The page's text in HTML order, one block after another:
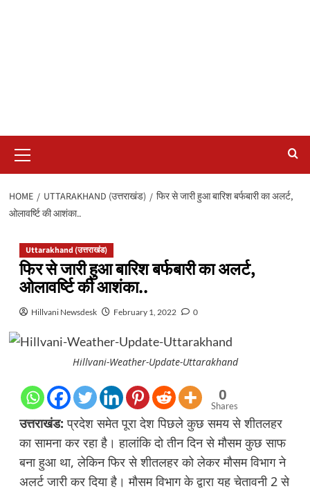
Menu
HOME UTTARAKHAND (उत्तराखंड)
फिर से जारी हुआ बारिश बर्फबारी का अलर्ट,
ओलावर्ष्टि की आशंका..
Uttarakhand (उत्तराखंड)
फिर से जारी हुआ बारिश बर्फबारी का अलर्ट,
ओलावर्ष्टि की आशंका..
Hillvani Newsdesk February 1, 2022 0
Hillvani-Weather-Update-Uttarakhand
0
Shares
उत्तराखंड: प्रदेश समेत पूरा देश पिछले कुछ समय से शीतलहर
का सामना कर रहा है। हालांकि दो तीन दिन से मौसम कुछ साफ
बना हुआ था, लेकिन फिर से शीतलहर को लेकर मौसम विभाग ने
अलर्ट जारी कर दिया है। मौसम विभाग के द्वारा यह चेतावनी 2 से